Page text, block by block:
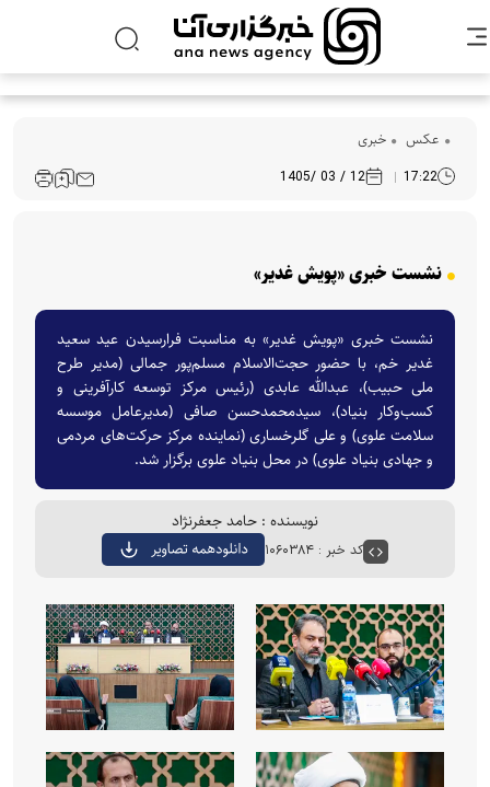
عکس خبری
17:22
12 / 03 /1405
نشست خبری «پویش غدیر»
نشست خبری «پویش غدیر» به مناسبت فرارسیدن عید سعید
غدیر خم، با حضور حجت‌الاسلام مسلم‌پور جمالی (مدیر طرح
ملی حبیب)، عبدالله عابدی (رئیس مرکز توسعه کارآفرینی و
کسب‌وکار بنیاد)، سیدمحمدحسن صافی (مدیرعامل موسسه
سلامت علوی) و علی گلرخساری (نماینده مرکز حرکت‌های مردمی
و جهادی بنیاد علوی) در محل بنیاد علوی برگزار شد.
نویسنده : حامد جعفرنژاد
کد خبر : ۱۰۶۰۳۸۴